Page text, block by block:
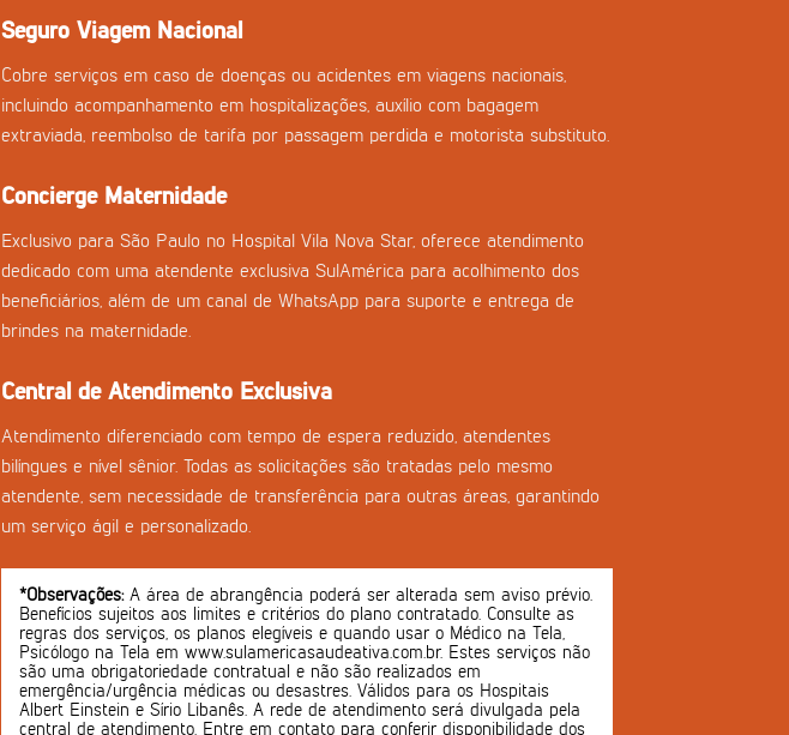
Seguro Viagem Nacional
Cobre serviços em caso de doenças ou acidentes em viagens nacionais,
incluindo acompanhamento em hospitalizações, auxílio com bagagem
extraviada, reembolso de tarifa por passagem perdida e motorista substituto.
Concierge Maternidade
Exclusivo para São Paulo no Hospital Vila Nova Star, oferece atendimento
dedicado com uma atendente exclusiva SulAmérica para acolhimento dos
beneficiários, além de um canal de WhatsApp para suporte e entrega de
brindes na maternidade.
Central de Atendimento Exclusiva
Atendimento diferenciado com tempo de espera reduzido, atendentes
bilíngues e nível sênior. Todas as solicitações são tratadas pelo mesmo
atendente, sem necessidade de transferência para outras áreas, garantindo
um serviço ágil e personalizado.
*Observações:A área de abrangência poderá ser alterada sem aviso prévio.
Benefícios sujeitos aos limites e critérios do plano contratado. Consulte as
regras dos serviços, os planos elegíveis e quando usar o Médico na Tela,
Psicólogo na Tela em www.sulamericasaudeativa.com.br. Estes serviços não
são uma obrigatoriedade contratual e não são realizados em
emergência/urgência médicas ou desastres. Válidos para os Hospitais
Albert Einstein e Sírio Libanês. A rede de atendimento será divulgada pela
central de atendimento. Entre em contato para conferir disponibilidade dos